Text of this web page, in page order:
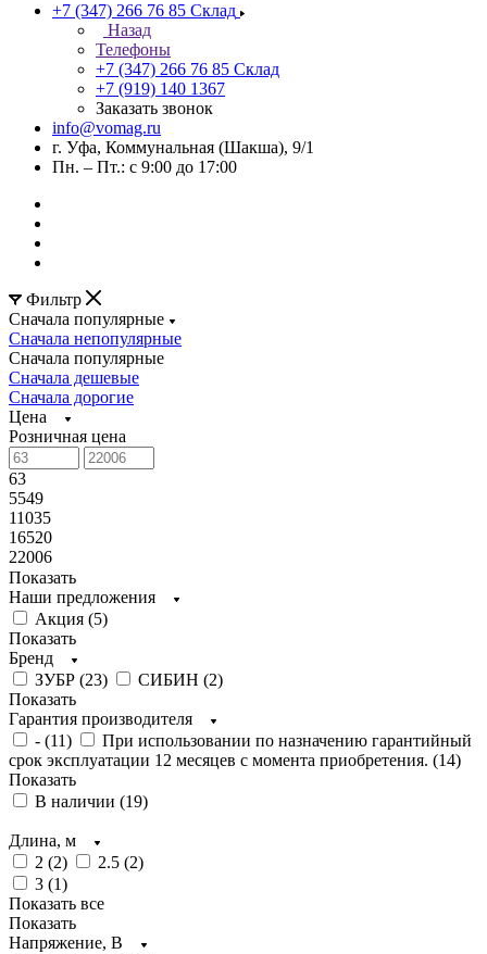
+7 (347) 266 76 85 Склад
Назад
Телефоны
+7 (347) 266 76 85 Склад
+7 (919) 140 1367
Заказать звонок
info@vomag.ru
г. Уфа, Коммунальная (Шакша), 9/1
Пн. – Пт.: с 9:00 до 17:00
Фильтр
Сначала популярные
Сначала непопулярные
Сначала популярные
Сначала дешевые
Сначала дорогие
Цена
Розничная цена
63
5549
11035
16520
22006
Показать
Наши предложения
Акция (5)
Показать
Бренд
ЗУБР (23) СИБИН (2)
Показать
Гарантия производителя
- (11)
При использовании по назначению гарантийный
срок эксплуатации 12 месяцев с момента приобретения. (14)
Показать
В наличии (19)
Длина, м
2 (2) 2.5 (2)
3 (1)
Показать все
Показать
Напряжение, В